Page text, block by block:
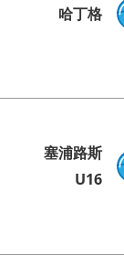
哈丁格
塞浦路斯
U16